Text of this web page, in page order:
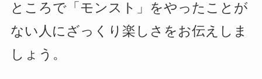
ところで「モンスト」をやったことが
ない人にざっくり楽しさをお伝えしま
しょう。